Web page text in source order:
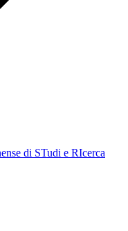
di STudi e RIcerca